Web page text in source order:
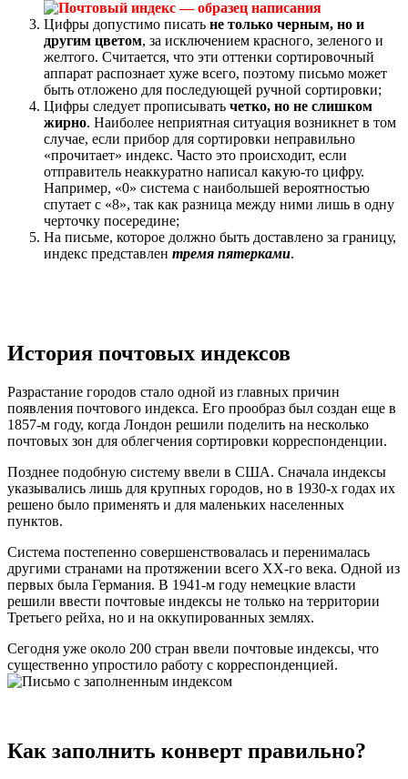
Цифры допустимо писать не только черным, но и
другим цветом, за исключением красного, зеленого и
желтого. Считается, что эти оттенки сортировочный
аппарат распознает хуже всего, поэтому письмо может
быть отложено для последующей ручной сортировки;
Цифры следует прописывать четко, но не слишком
жирно. Наиболее неприятная ситуация возникнет в том
случае, если прибор для сортировки неправильно
«прочитает» индекс. Часто это происходит, если
отправитель неаккуратно написал какую-то цифру.
Например, «0» система с наибольшей вероятностью
спутает с «8», так как разница между ними лишь в одну
черточку посередине;
На письме, которое должно быть доставлено за границу,
индекс представлен тремя пятерками.
История почтовых индексов
Разрастание городов стало одной из главных причин
появления почтового индекса. Его прообраз был создан еще в
1857-м году, когда Лондон решили поделить на несколько
почтовых зон для облегчения сортировки корреспонденции.
Позднее подобную систему ввели в США. Сначала индексы
указывались лишь для крупных городов, но в 1930-х годах их
решено было применять и для маленьких населенных
пунктов.
Система постепенно совершенствовалась и перенималась
другими странами на протяжении всего XX-го века. Одной из
первых была Германия. В 1941-м году немецкие власти
решили ввести почтовые индексы не только на территории
Третьего рейха, но и на оккупированных землях.
Сегодня уже около 200 стран ввели почтовые индексы, что
существенно упростило работу с корреспонденцией.
Как заполнить конверт правильно?